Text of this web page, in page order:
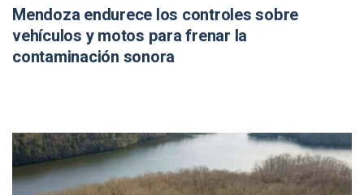
Mendoza endurece los controles sobre
vehículos y motos para frenar la
contaminación sonora